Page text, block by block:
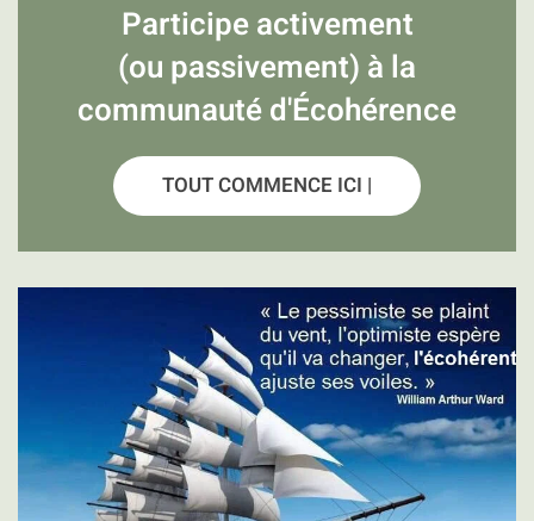
Participe activement
(ou passivement) à la
communauté d'Écohérence
TOUT COMMENCE ICI |